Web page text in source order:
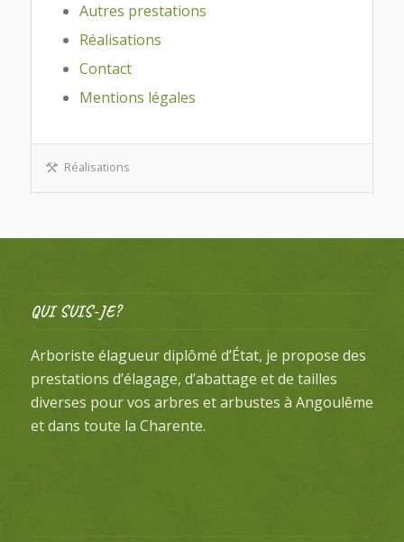
Autres prestations
Réalisations
Contact
Mentions légales
Réalisations
QUI SUIS-JE?
Arboriste élagueur diplômé d’État, je propose des
prestations d’élagage, d’abattage et de tailles
diverses pour vos arbres et arbustes à Angoulême
et dans toute la Charente.